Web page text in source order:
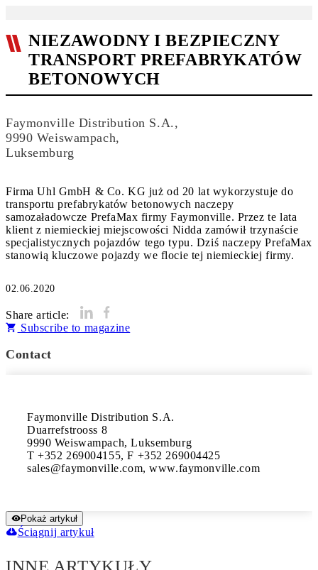
NIEZAWODNY I BEZPIECZNY
TRANSPORT PREFABRYKATÓW
BETONOWYCH
Faymonville Distribution S.A.,
9990 Weiswampach,
Luksemburg
Firma Uhl GmbH & Co. KG już od 20 lat wykorzystuje do
transportu prefabrykatów betonowych naczepy
samozaładowcze PrefaMax firmy Faymonville. Przez te lata
klient z niemieckiej miejscowości Nidda zamówił trzynaście
specjalistycznych pojazdów tego typu. Dziś naczepy PrefaMax
stanowią kluczowe pojazdy we flocie tej niemieckiej firmy.
02.06.2020
Share article:
Subscribe to magazine
Contact
Faymonville Distribution S.A.
Duarrefstrooss 8
9990 Weiswampach, Luksemburg
T +352 269004155, F +352 269004425
sales@faymonville.com, www.faymonville.com
Pokaż artykuł
Ściągnij artykuł
INNE ARTYKUŁY